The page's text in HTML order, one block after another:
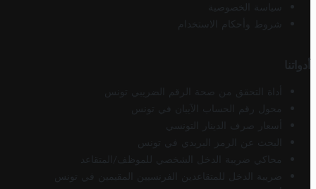
سياسة الخصوصية
شروط وأحكام الاستخدام
أدواتنا
أداة التحقق من صحة الرقم الضريبي تونس
محول رقم الحساب الآيبان في تونس
أسعار صرف الدينار التونسي
البحث عن الرمز البريدي في تونس
محاكي ضريبة الدخل الشخصي للموظف/المتقاعد
ضريبة الدخل للمتقاعدين الفرنسيين المقيمين في تونس